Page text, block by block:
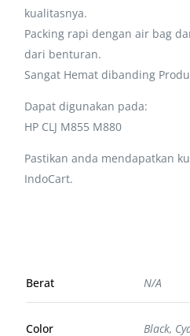
kualitasnya.
Packing rapi dengan air bag
dari benturan.
Sangat Hemat dibanding
Dapat digunakan pada:
HP CLJ M855 M880
Pastikan anda mendapatkan
IndoCart.
Berat N/A
Color Black,